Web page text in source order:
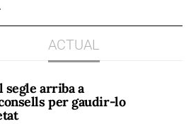
ACTUAL
segle arriba a
per gaudir-lo